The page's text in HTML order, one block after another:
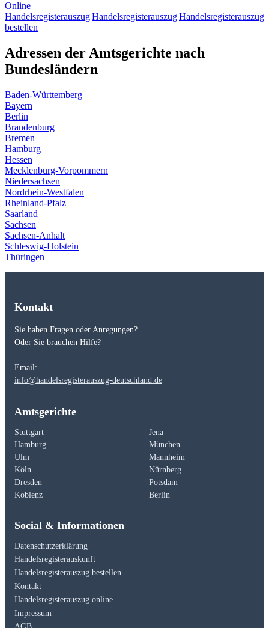
Online
Handelsregisterauszug|Handelsregisterauszug|Handelsregisterauszug
bestellen
Adressen der Amtsgerichte nach
Bundesländern
Baden-Württemberg
Bayern
Berlin
Brandenburg
Bremen
Hamburg
Hessen
Mecklenburg-Vorpommern
Niedersachsen
Nordrhein-Westfalen
Rheinland-Pfalz
Saarland
Sachsen
Sachsen-Anhalt
Schleswig-Holstein
Thüringen
Kontakt
Sie haben Fragen oder Anregungen?
Oder Sie brauchen Hilfe?
Email:
info@handelsregisterauszug-deutschland.de
Amtsgerichte
Stuttgart
Jena
Hamburg
München
Ulm
Mannheim
Köln
Nürnberg
Dresden
Potsdam
Koblenz
Berlin
Social & Informationen
Datenschutzerklärung
Handelsregisterauskunft
Handelsregisterauszug bestellen
Kontakt
Handelsregisterauszug online
Impressum